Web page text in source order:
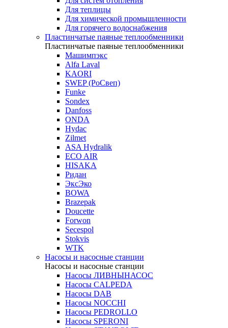
Для теплицы
Для химической промышленности
Для горячего водоснабжения
Пластинчатые паяные теплообменники
Пластинчатые паяные теплообменники
Машимпэкс
Alfa Laval
KAORI
SWEP (РоСвеп)
Funke
Sondex
Danfoss
ONDA
Hydac
Zilmet
ASA Hydralik
ECO AIR
HISAKA
Ридан
ЭксЭко
BOWA
Brazepak
Doucette
Forwon
Secespol
Stokvis
WTK
Насосы и насосные станции
Насосы и насосные станции
Насосы ЛИВНЫНАСОС
Насосы CALPEDA
Насосы DAB
Насосы NOCCHI
Насосы PEDROLLO
Насосы SPERONI